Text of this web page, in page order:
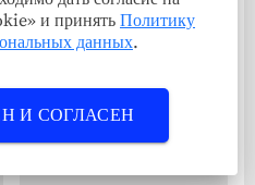
з
а
и
акушерского отделения
и принять Политику
данных.
И СОГЛАСЕН